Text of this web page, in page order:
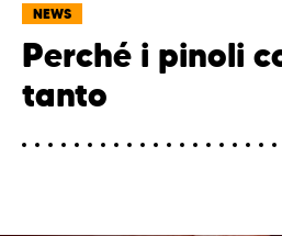
NEWS
Perché i pinoli
tanto